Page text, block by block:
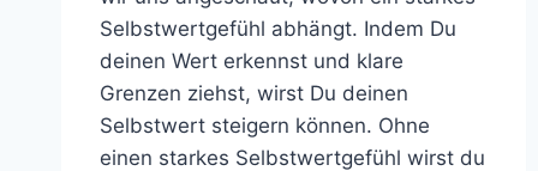
Selbstwertgefühl abhängt. Indem Du
deinen Wert erkennst und klare
Grenzen ziehst, wirst Du deinen
Selbstwert steigern können. Ohne
einen starkes Selbstwertgefühl wirst du